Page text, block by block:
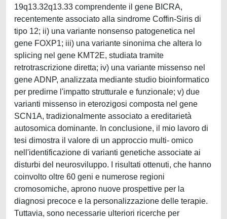
19q13.32q13.33 comprendente il gene BICRA,
recentemente associato alla sindrome Coffin-Siris di
tipo 12; ii) una variante nonsenso patogenetica nel
gene FOXP1; iii) una variante sinonima che altera lo
splicing nel gene KMT2E, studiata tramite
retrotrascrizione diretta; iv) una variante missenso nel
gene ADNP, analizzata mediante studio bioinformatico
per predirne l'impatto strutturale e funzionale; v) due
varianti missenso in eterozigosi composta nel gene
SCN1A, tradizionalmente associato a ereditarietà
autosomica dominante. In conclusione, il mio lavoro di
tesi dimostra il valore di un approccio multi- omico
nell'identificazione di varianti genetiche associate ai
disturbi del neurosviluppo. I risultati ottenuti, che hanno
coinvolto oltre 60 geni e numerose regioni
cromosomiche, aprono nuove prospettive per la
diagnosi precoce e la personalizzazione delle terapie.
Tuttavia, sono necessarie ulteriori ricerche per